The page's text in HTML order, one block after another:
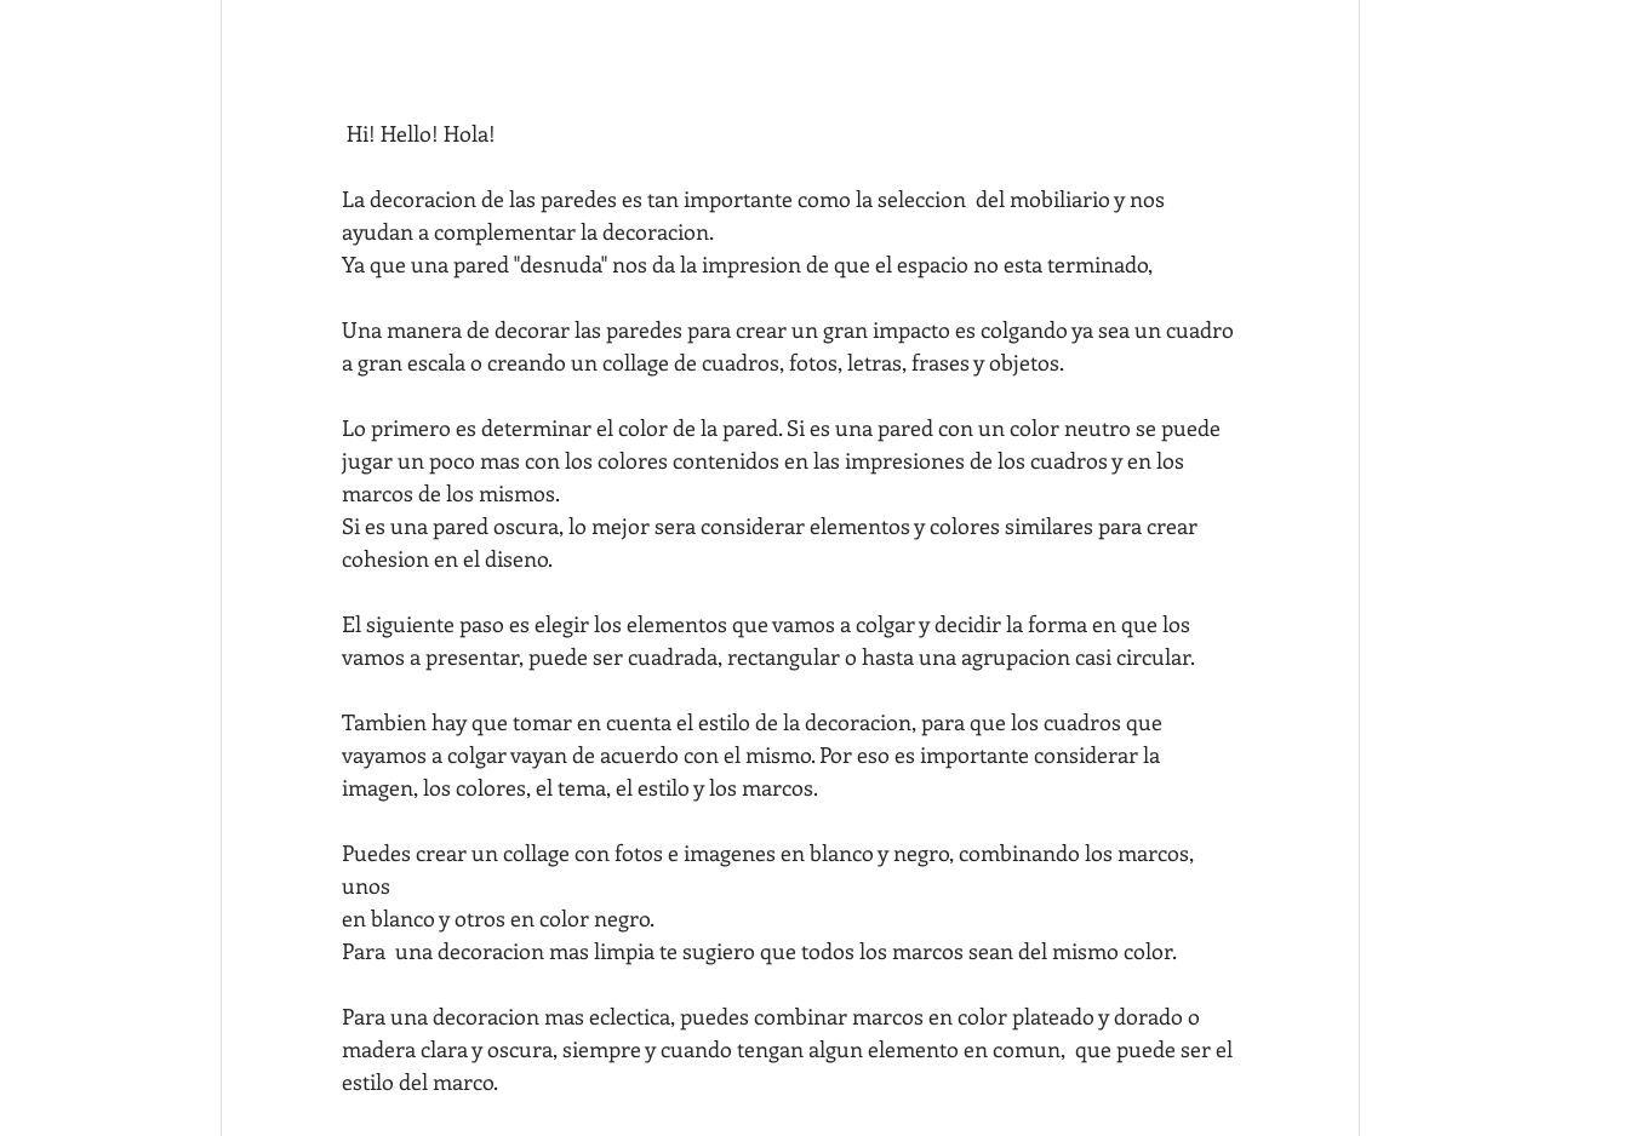
Hi! Hello! Hola!
La decoracion de las paredes es tan importante como la seleccion  del mobiliario y nos
ayudan a complementar la decoracion.
Ya que una pared "desnuda" nos da la impresion de que el espacio no esta terminado,
Una manera de decorar las paredes para crear un gran impacto es colgando ya sea un cuadro
a gran escala o creando un collage de cuadros, fotos, letras, frases y objetos.
Lo primero es determinar el color de la pared. Si es una pared con un color neutro se puede
jugar un poco mas con los colores contenidos en las impresiones de los cuadros y en los
marcos de los mismos.
Si es una pared oscura, lo mejor sera considerar elementos y colores similares para crear
cohesion en el diseno.
El siguiente paso es elegir los elementos que vamos a colgar y decidir la forma en que los
vamos a presentar, puede ser cuadrada, rectangular o hasta una agrupacion casi circular.
Tambien hay que tomar en cuenta el estilo de la decoracion, para que los cuadros que
vayamos a colgar vayan de acuerdo con el mismo. Por eso es importante considerar la
imagen, los colores, el tema, el estilo y los marcos.
Puedes crear un collage con fotos e imagenes en blanco y negro, combinando los marcos,
unos
en blanco y otros en color negro.
Para  una decoracion mas limpia te sugiero que todos los marcos sean del mismo color.
Para una decoracion mas eclectica, puedes combinar marcos en color plateado y dorado o
madera clara y oscura, siempre y cuando tengan algun elemento en comun,  que puede ser el
estilo del marco.